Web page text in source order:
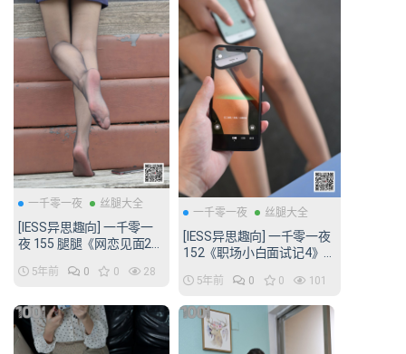
一千零一夜 丝腿大全
[IESS异思趣向] 一千零一
夜 155 腿腿《网恋见面2》
5年前 0 0 28
一千零一夜 丝腿大全
[IESS异思趣向] 一千零一夜
152《职场小白面试记4》
5年前 0 0 101